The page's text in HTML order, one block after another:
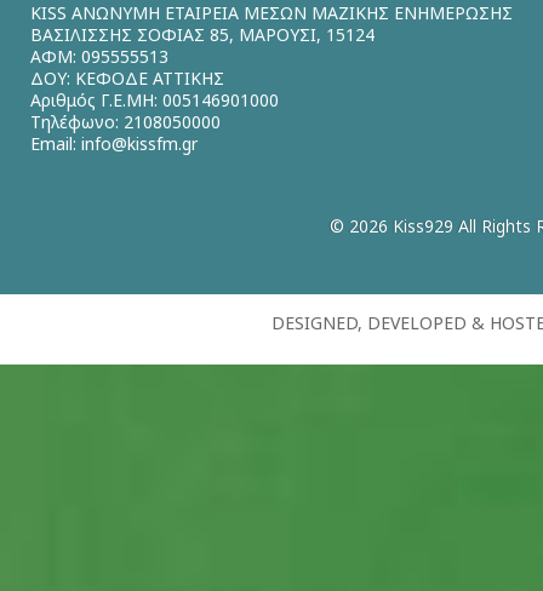
KISS ΑΝΩΝΥΜΗ ΕΤΑΙΡΕΙΑ ΜΕΣΩΝ ΜΑΖΙΚΗΣ ΕΝΗΜΕΡΩΣΗΣ
ΒΑΣΙΛΙΣΣΗΣ ΣΟΦΙΑΣ 85, ΜΑΡΟΥΣΙ, 15124
ΑΦΜ: 095555513
ΔΟΥ: ΚΕΦΟΔΕ ΑΤΤΙΚΗΣ
Αριθμός Γ.Ε.ΜΗ: 005146901000
Τηλέφωνο: 2108050000
Email: info@kissfm.gr
© 2026 Kiss929 All Rights
DESIGNED, DEVELOPED &